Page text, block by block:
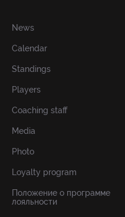
News
Calendar
Standings
Players
Coaching staff
Media
Photo
Loyalty program
Положение о программе
лояльности